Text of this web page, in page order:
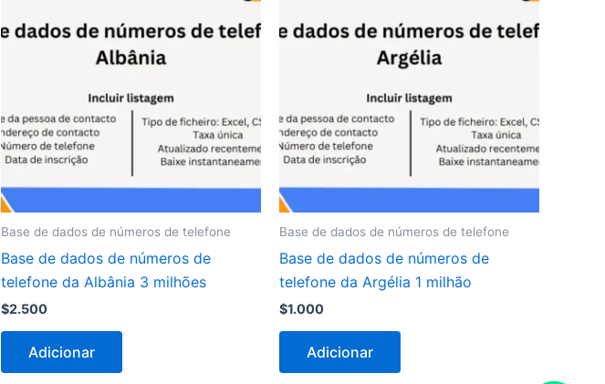
Base de dados de números de telefone
Base de dados de números de
telefone da Albânia 3 milhões
$2.500
Adicionar
Base de dados de números de telefone
Base de dados de números de
telefone da Argélia 1 milhão
$1.000
Adicionar